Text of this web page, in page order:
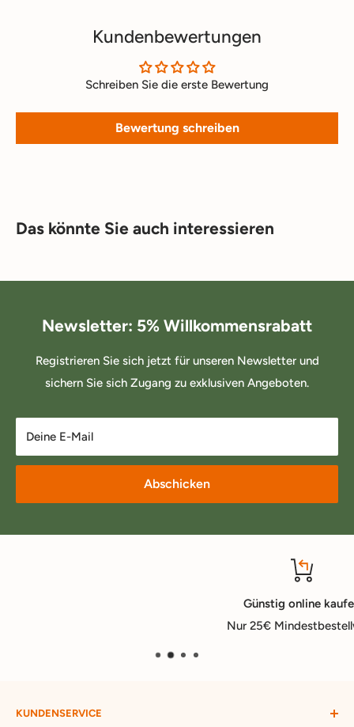
Kundenbewertungen
Schreiben Sie die erste Bewertung
Bewertung schreiben
Das könnte Sie auch interessieren
Newsletter: 5% Willkommensrabatt
Registrieren Sie sich jetzt für unseren Newsletter und
sichern Sie sich Zugang zu exklusiven Angeboten.
Deine E-Mail
Abschicken
Günstig online kaufen
Nur 25€ Mindestbestellwert
KUNDENSERVICE